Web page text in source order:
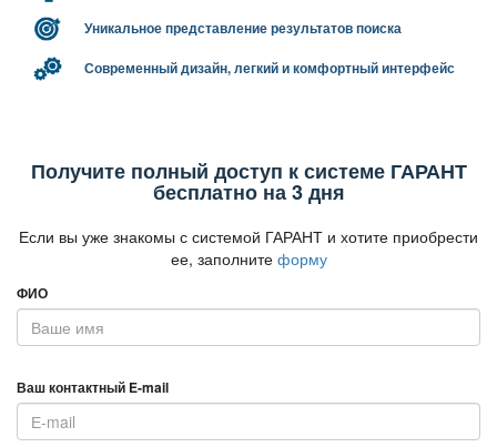
Уникальное представление результатов поиска
Современный дизайн, легкий и комфортный интерфейс
Получите полный доступ к системе ГАРАНТ
есплатно на 3 дня
Если вы уже знакомы с системой ГАРАНТ и хотите приобрести
ее, заполните форму
ФИО
аш контактный E-mail